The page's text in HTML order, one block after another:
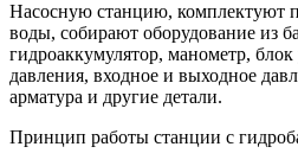
Насосную станцию, комплектуют
воды, собирают оборудование из
гидроаккумулятор, манометр,
давления, входное и выходное
арматура и другие детали.
Принцип работы станции с